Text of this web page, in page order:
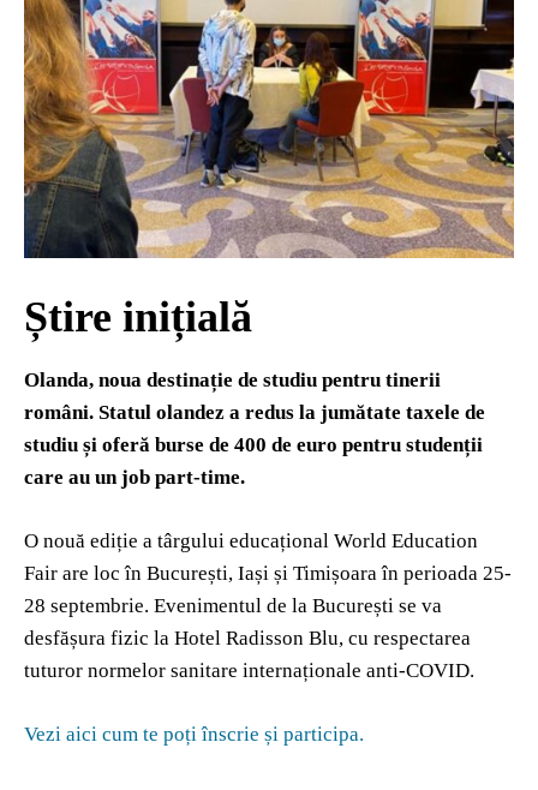
Știre inițială
Olanda, noua destinație de studiu pentru tinerii
români. Statul olandez a redus la jumătate taxele de
studiu și oferă burse de 400 de euro pentru studenții
care au un job part-time.
O nouă ediție a târgului educațional World Education
Fair are loc în București, Iași și Timișoara în perioada 25-
28 septembrie. Evenimentul de la București se va
desfășura fizic la Hotel Radisson Blu, cu respectarea
tuturor normelor sanitare internaționale anti-COVID.
Vezi aici cum te poți înscrie și participa.